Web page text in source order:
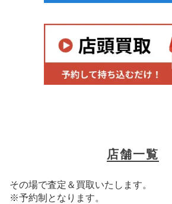
店舗一覧
その場で査定＆買取いたします。
※予約制となります。